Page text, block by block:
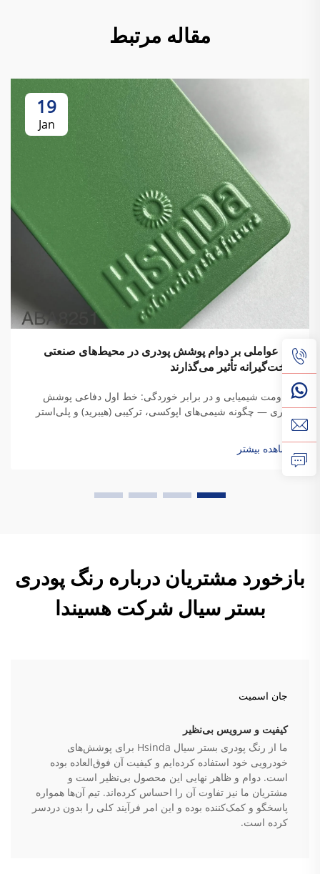
مقاله مرتبط
19
Jan
چه عواملی بر دوام پوشش پودری در محیط‌های صنعتی
سخت‌گیرانه تأثیر می‌گذارند
مقاومت شیمیایی و در برابر خوردگی: خط اول دفاعی پوشش
پودری — چگونه شیمی‌های اپوکسی، ترکیبی (هیبرید) و پلی‌استر
در محیط‌های اسیدی/قاعدی از خوردگی جلوگیری می‌کنند. انواع
مختلف پوشش‌های پودری متکی به شیمی‌های رزینی متفاوتی
هستند...
مشاهده بیشتر
بازخورد مشتریان درباره رنگ پودری
بستر سیال شرکت هسیندا
جان اسمیت
کیفیت و سرویس بی‌نظیر
ما از رنگ پودری بستر سیال Hsinda برای پوشش‌های
خودرویی خود استفاده کرده‌ایم و کیفیت آن فوق‌العاده بوده
است. دوام و ظاهر نهایی این محصول بی‌نظیر است و
مشتریان ما نیز تفاوت آن را احساس کرده‌اند. تیم آن‌ها همواره
پاسخگو و کمک‌کننده بوده و این امر فرآیند کلی را بدون دردسر
کرده است.